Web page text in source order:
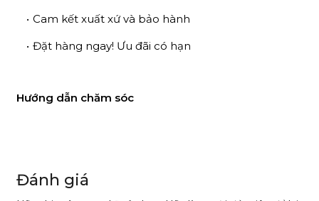
Cam kết xuất xứ và bảo hành
Đặt hàng ngay! Ưu đãi có hạn
Hướng dẫn chăm sóc
Đánh giá